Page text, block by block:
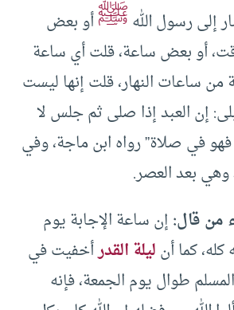
إلى رسول اللهﷺأو بعض
أو بعض ساعة، قلت أي ساعة
ساعات النهار، قلت إنها ليست
إن العبد إذا صلى ثم جلس لا
في صلاة” رواه ابن ماجة، وفي
وهي بعد العصر.
من قال:إن ساعة الإجابة يوم
كما أنليلة القدرأخفيت في
طوال يوم الجمعة، فإنه